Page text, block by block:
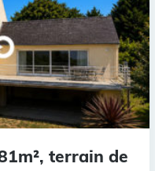
terrain de